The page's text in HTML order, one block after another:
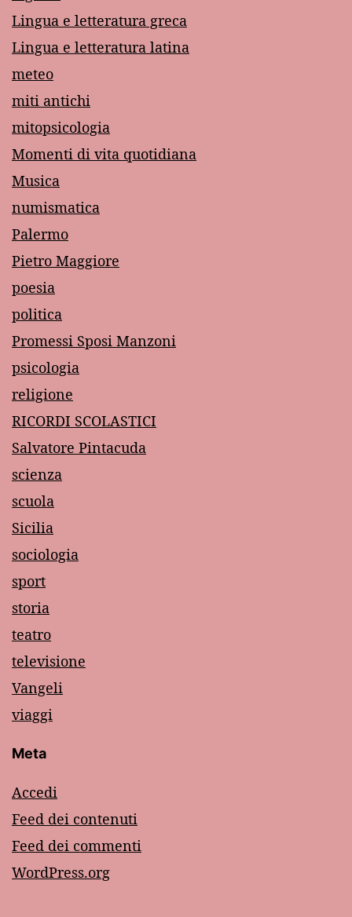
Lingua e letteratura greca
Lingua e letteratura latina
meteo
miti antichi
mitopsicologia
Momenti di vita quotidiana
Musica
numismatica
Palermo
Pietro Maggiore
poesia
politica
Promessi Sposi Manzoni
psicologia
religione
RICORDI SCOLASTICI
Salvatore Pintacuda
scienza
scuola
Sicilia
sociologia
sport
storia
teatro
televisione
Vangeli
viaggi
Meta
Accedi
Feed dei contenuti
Feed dei commenti
WordPress.org